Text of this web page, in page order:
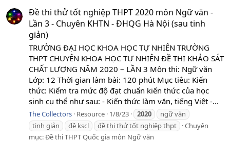
Đề thi thử tốt nghiệp THPT 2020 môn Ngữ văn -
Lần 3 - Chuyên KHTN - ĐHQG Hà Nội (sau tinh
giản)
TRƯỜNG ĐẠI HỌC KHOA HỌC TỰ NHIÊN TRƯỜNG
THPT CHUYÊN KHOA HỌC TỰ NHIÊN ĐỀ THI KHẢO SÁT
CHẤT LƯỢNG NĂM 2020 – LẦN 3 Môn thi: Ngữ văn
Lớp: 12 Thời gian làm bài: 120 phút Mục tiêu: Kiến
thức: Kiểm tra mức độ đạt chuẩn kiến thức của học
sinh cụ thể như sau: - Kiến thức làm văn, tiếng Việt -...
The Collectors Resource 1/8/23 2020
ngữ văn
tinh giản
đề kscl đề thi thử tốt nghiệp thpt
Chuyên
mục:Đề thi THPT Quốc gia môn Ngữ văn